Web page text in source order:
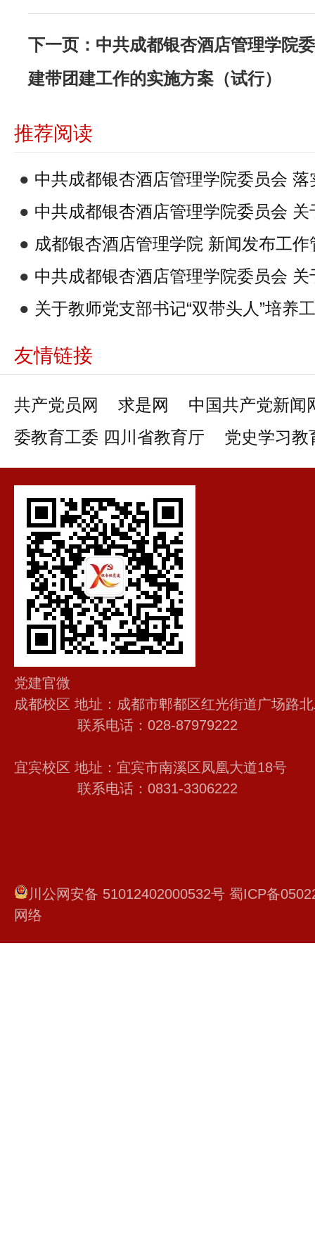
下一页： 中共成都银杏酒店管理学院
建带团建工作的实施方案（试行）
推荐阅读
● 中共成都银杏酒店管理学院委员会 落
● 中共成都银杏酒店管理学院委员会
作的实施方案（试行）
● 成都银杏酒店管理学院 新闻发布工
● 中共成都银杏酒店管理学院委员会
系指导师生党支部及师生工作制度（修
● 关于教师党支部书记“双带头人”培养
友情链接
共产党员网 求是网
中国共产党新闻
委教育工委 四川省教育厅
党史学习教
党建官微
成都校区 地址：成都市郫都区红光街道广场路
联系电话：028-87979222
宜宾校区 地址：宜宾市南溪区凤凰大道18号
联系电话：0831-3306222
川公网安备 51012402000532号 蜀ICP备
网络